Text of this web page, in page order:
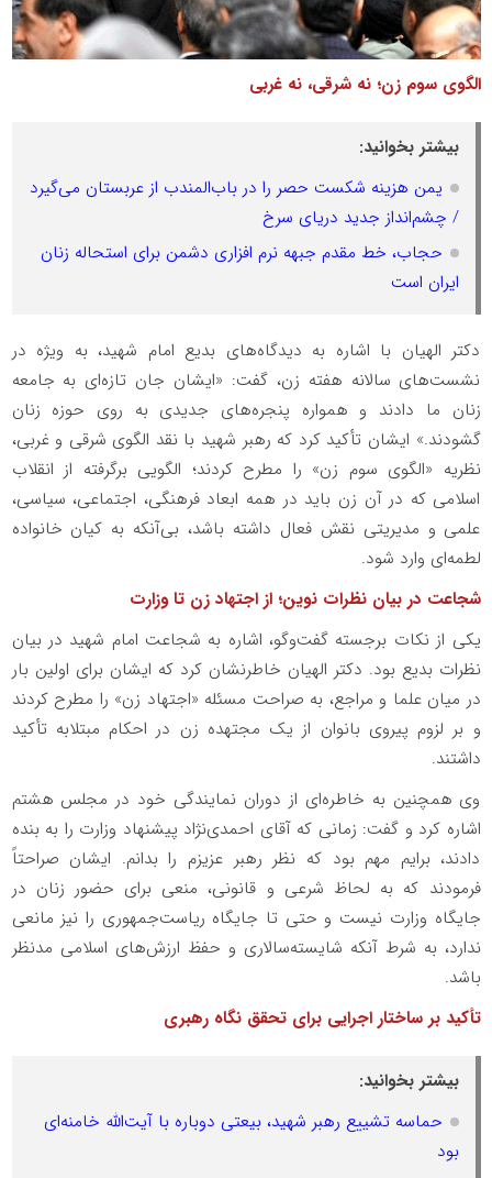
الگوی سوم زن؛ نه شرقی، نه غربی
بیشتر بخوانید:
یمن هزینه شکست حصر را در باب‌المندب از عربستان می‌گیرد
/ چشم‌انداز جدید دریای سرخ
حجاب، خط مقدم جبهه نرم افزاری دشمن برای استحاله زنان
ایران است
دکتر الهیان با اشاره به دیدگاه‌های بدیع امام شهید، به ویژه در
نشست‌های سالانه هفته زن، گفت: «ایشان جان تازه‌ای به جامعه
زنان ما دادند و همواره پنجره‌های جدیدی به روی حوزه زنان
گشودند.» ایشان تأکید کرد که رهبر شهید با نقد الگوی شرقی و غربی،
نظریه «الگوی سوم زن» را مطرح کردند؛ الگویی برگرفته از انقلاب
اسلامی که در آن زن باید در همه ابعاد فرهنگی، اجتماعی، سیاسی،
علمی و مدیریتی نقش فعال داشته باشد، بی‌آنکه به کیان خانواده
لطمه‌ای وارد شود.
شجاعت در بیان نظرات نوین؛ از اجتهاد زن تا وزارت
یکی از نکات برجسته گفت‌وگو، اشاره به شجاعت امام شهید در بیان
نظرات بدیع بود. دکتر الهیان خاطرنشان کرد که ایشان برای اولین بار
در میان علما و مراجع، به صراحت مسئله «اجتهاد زن» را مطرح کردند
و بر لزوم پیروی بانوان از یک مجتهده زن در احکام مبتلابه تأکید
داشتند.
وی همچنین به خاطره‌ای از دوران نمایندگی خود در مجلس هشتم
اشاره کرد و گفت: زمانی که آقای احمدی‌نژاد پیشنهاد وزارت را به بنده
دادند، برایم مهم بود که نظر رهبر عزیزم را بدانم. ایشان صراحتاً
فرمودند که به لحاظ شرعی و قانونی، منعی برای حضور زنان در
جایگاه وزارت نیست و حتی تا جایگاه ریاست‌جمهوری را نیز مانعی
ندارد، به شرط آنکه شایسته‌سالاری و حفظ ارزش‌های اسلامی مدنظر
باشد.
تأکید بر ساختار اجرایی برای تحقق نگاه رهبری
بیشتر بخوانید:
حماسه تشییع رهبر شهید، بیعتی دوباره با آیت‌الله خامنه‌ای
بود